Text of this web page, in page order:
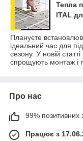
Тепла
ITAL
Плануєте
ідеальний час для
сезону. У новій
спрощують монтаж і
Про нас
99% позитивних
Працює з